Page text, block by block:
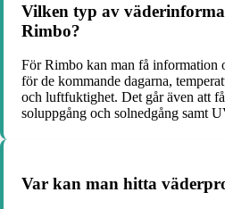
Vilken typ av
Rimbo?
För Rimbo kan man få information
för de kommande dagarna,
och luftfuktighet. Det går även att
soluppgång och solnedgång samt
Var kan man hitta